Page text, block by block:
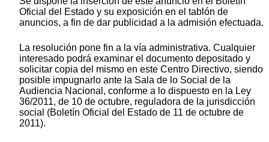
Oficial del Estado y su exposición en el tablón de
anuncios, a fin de dar publicidad a la admisión efectuada.
La resolución pone fin a la vía administrativa. Cualquier
interesado podrá examinar el documento depositado y
solicitar copia del mismo en este Centro Directivo, siendo
posible impugnarlo ante la Sala de lo Social de la
Audiencia Nacional, conforme a lo dispuesto en la Ley
36/2011, de 10 de octubre, reguladora de la jurisdicción
social (Boletín Oficial del Estado de 11 de octubre de
2011).